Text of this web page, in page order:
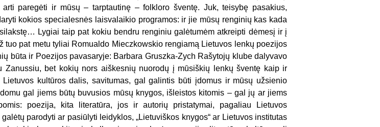
paregėti ir mūsų – tarptautinę – folkloro šventę. Juk, teisybę pasakius,
kokios specialesnės laisvalaikio programos: ir jie mūsų renginių kas kada
Lygiai taip pat kokiu bendru renginiu galėtumėm atkreipti dėmesį ir į
tuo pat metu tyliai Romualdo Mieczkowskio rengiamą Lietuvos lenkų poezijos
būta ir Poezijos pavasaryje: Barbara Gruszka-Zych Rašytojų klube dalyvavo
Zanussiu, bet kokių nors aiškesnių nuorodų į mūsiškių lenkų šventę kaip ir
kultūros dalis, savitumas, gal galintis būti įdomus ir mūsų užsienio
gal jiems būtų buvusios mūsų knygos, išleistos kitomis – gal jų ar jiems
poezija, kita literatūra, jos ir autorių pristatymai, pagaliau Lietuvos
parodyti ar pasiūlyti leidyklos, „Lietuviškos knygos“ ar Lietuvos institutas